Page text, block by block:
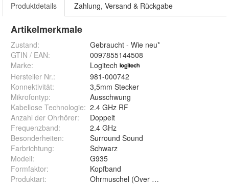
Produktdetails Zahlung, Versand & Rückgabe
Artikelmerkmale
Zustand:
Gebraucht - Wie neu*
GTIN / EAN:
0097855144508
Marke:
Logitech
Hersteller Nr.:
981-000742
Konnektivität:
3,5mm Stecker
Mikrofontyp:
Ausschwung
Kabellose Technologie: 2.4 GHz RF
Anzahl der Ohrhörer:
Doppelt
Frequenzband:
2.4 GHz
Besonderheiten:
Surround Sound
Farbrichtung:
Schwarz
Modell:
G935
Formfaktor:
Kopfband
Produktart: Ohrmuschel (Over the Ohr)